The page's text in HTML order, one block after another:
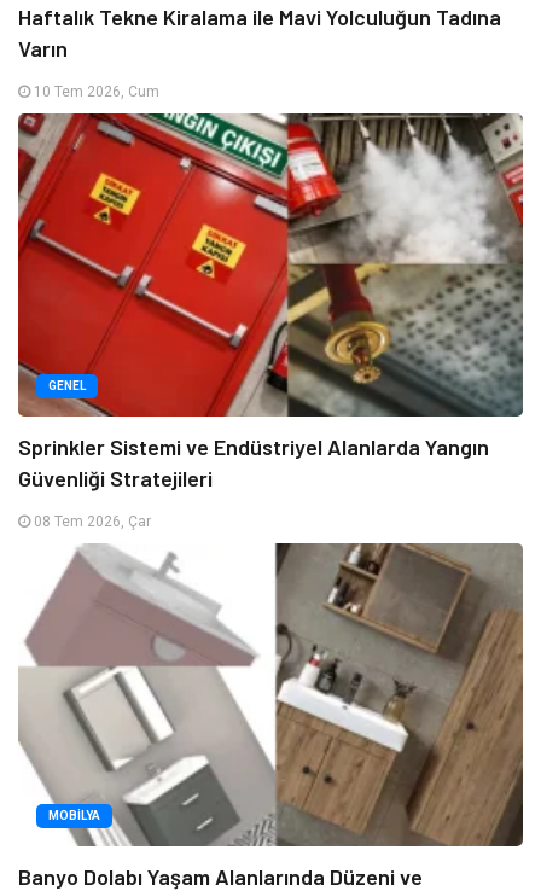
Haftalık Tekne Kiralama ile Mavi Yolculuğun Tadına
Varın
10 Tem 2026, Cum
GENEL
Sprinkler Sistemi ve Endüstriyel Alanlarda Yangın
Güvenliği Stratejileri
08 Tem 2026, Çar
MOBILYA
Banyo Dolabı Yaşam Alanlarında Düzeni ve